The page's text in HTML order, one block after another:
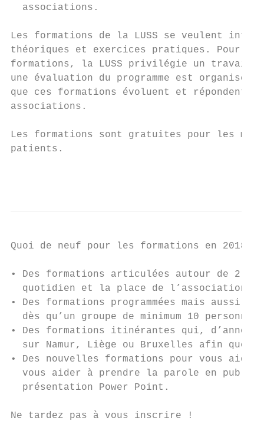
  associations.
Les formations de la LUSS se veulent
théoriques et exercices pratiques. Pour
formations, la LUSS privilégie un travail
une évaluation du programme est
que ces formations évoluent et répondent
associations.
Les formations sont gratuites pour les
patients.
Quoi de neuf pour les formations en 2018 ?
• Des formations articulées autour de 2
quotidien et la place de l’association
• Des formations programmées mais aussi
dès qu’un groupe de minimum 10 personnes
• Des formations itinérantes qui, d’année
sur Namur, Liège ou Bruxelles afin que
• Des nouvelles formations pour vous
vous aider à prendre la parole en
  présentation Power Point.
Ne tardez pas à vous inscrire !